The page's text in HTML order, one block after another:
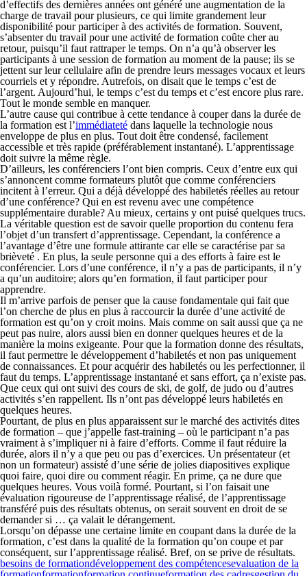
d’effectifs des dernières années ont généré une augmentation de la
charge de travail pour plusieurs, ce qui limite grandement leur
disponibilité pour participer à des activités de formation. Souvent,
s’absenter du travail pour une activité de formation coûte cher au
retour, puisqu’il faut rattraper le temps. On n’a qu’à observer les
participants à une session de formation au moment de la pause; ils se
jettent sur leur cellulaire afin de prendre leurs messages vocaux et leurs
courriels et y répondre. Autrefois, on disait que le temps c’est de
l’argent. Aujourd’hui, le temps c’est du temps et c’est encore plus rare.
Tout le monde semble en manquer.
L’autre cause qui contribue à cette tendance à couper dans la durée de
la formation est l’immédiateté dans laquelle la technologie nous
enveloppe de plus en plus. Tout doit être condensé, facilement
accessible et très rapide (préférablement instantané). L’apprentissage
doit suivre la même règle.
D’ailleurs, les conférenciers l’ont bien compris. Ceux d’entre eux qui
s’annoncent comme formateurs plutôt que comme conférenciers
incitent à l’erreur. Qui a déjà développé des habiletés réelles au retour
d’une conférence? Qui en est revenu avec une compétence
supplémentaire durable? Au mieux, certains y ont puisé quelques trucs.
La véritable question est de savoir quelle proportion du contenu fera
l’objet d’un transfert d’apprentissage. Cependant, la conférence a
l’avantage d’être une formule attirante car elle se caractérise par sa
brièveté . En plus, la seule personne qui a des efforts à faire est le
conférencier. Lors d’une conférence, il n’y a pas de participants, il n’y
a qu’un auditoire; alors qu’en formation, il faut participer pour
apprendre.
Il m’arrive parfois de penser que la cause fondamentale qui fait que
l’on cherche de plus en plus à raccourcir la durée d’une activité de
formation est qu’on y croit moins. Mais comme on sait aussi que ça ne
peut pas nuire, alors aussi bien en donner quelques heures et de la
manière la moins exigeante. Pour que la formation donne des résultats,
il faut permettre le développement d’habiletés et non pas uniquement
de connaissances. Et pour acquérir des habiletés ou les perfectionner, il
faut du temps. L’apprentissage instantané et sans effort, ça n’existe pas.
Que ceux qui ont suivi des cours de ski, de golf, de judo ou d’autres
activités s’en rappellent. Ils n’ont pas développé leurs habiletés en
quelques heures.
Pourtant, de plus en plus apparaissent sur le marché des activités dites
de formation – que j’appelle fast-training – où le participant n’a pas
vraiment à s’impliquer ni à faire d’efforts. Comme il faut réduire la
durée, alors il n’y a que peu ou pas d’exercices. Un présentateur (et
non un formateur) assisté d’une série de jolies diapositives explique
quoi faire, quoi dire ou comment réagir. En prime, ça ne dure que
quelques heures. Vous voilà formé. Pourtant, si l’on faisait une
évaluation rigoureuse de l’apprentissage réalisé, de l’apprentissage
transféré puis des résultats obtenus, on serait souvent en droit de se
demander si … ça valait le dérangement.
Lorsqu’on dépasse une certaine limite en coupant dans la durée de la
formation, c’est dans la qualité de la formation qu’on coupe et par
conséquent, sur l’apprentissage réalisé. Bref, on se prive de résultats.
besoins de formationdéveloppement des compétencesevaluation de la